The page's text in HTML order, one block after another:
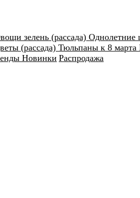
зелень (рассада) Однолетние
(рассада) Тюльпаны к 8 марта
Новинки Распродажа